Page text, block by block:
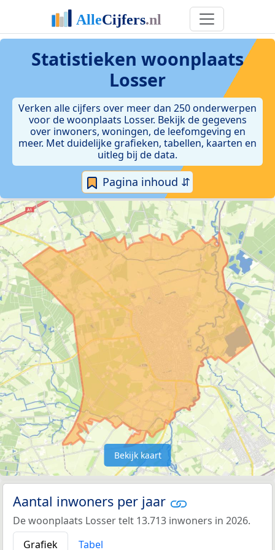
Statistieken woonplaats
Losser
Verken alle cijfers over meer dan 250 onderwerpen
voor de woonplaats Losser. Bekijk de gegevens
over inwoners, woningen, de leefomgeving en
meer. Met duidelijke grafieken, tabellen, kaarten en
uitleg bij de data.
Pagina inhoud ⇵
Bekijk kaart
Aantal inwoners per jaar
De woonplaats Losser telt 13.713 inwoners in 2026.
Grafiek
Tabel